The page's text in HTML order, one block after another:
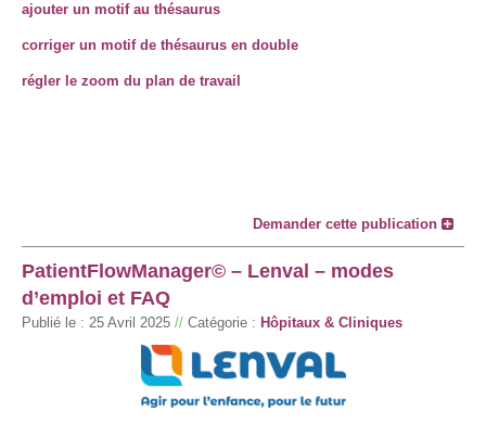
ajouter un motif au thésaurus
corriger un motif de thésaurus en double
régler le zoom du plan de travail
Demander cette publication
PatientFlowManager© – Lenval – modes
d’emploi et FAQ
Publié le : 25 Avril 2025 // Catégorie : Hôpitaux & Cliniques